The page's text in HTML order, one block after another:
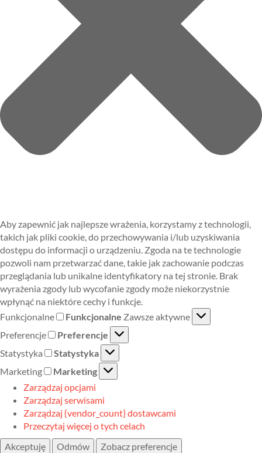
Aby zapewnić jak najlepsze wrażenia, korzystamy z technologii,
takich jak pliki cookie, do przechowywania i/lub uzyskiwania
dostępu do informacji o urządzeniu. Zgoda na te technologie
pozwoli nam przetwarzać dane, takie jak zachowanie podczas
przeglądania lub unikalne identyfikatory na tej stronie. Brak
wyrażenia zgody lub wycofanie zgody może niekorzystnie
wpłynąć na niektóre cechy i funkcje.
Funkcjonalne
Funkcjonalne Zawsze aktywne
Preferencje
Preferencje
Statystyka
Statystyka
Marketing
Marketing
Zarządzaj opcjami
Zarządzaj serwisami
Zarządzaj {vendor_count} dostawcami
Przeczytaj więcej o tych celach
Akceptuję
Odmów Zobacz preferencje